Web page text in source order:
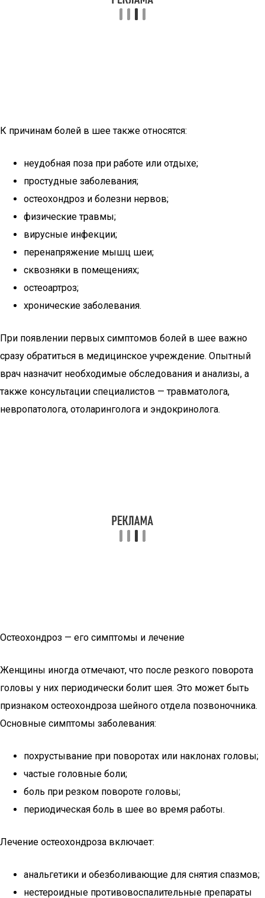
К причинам болей в шее также относятся:
неудобная поза при работе или отдыхе;
простудные заболевания;
остеохондроз и болезни нервов;
физические травмы;
вирусные инфекции;
перенапряжение мышц шеи;
сквозняки в помещениях;
остеоартроз;
хронические заболевания.
При появлении первых симптомов болей в шее важно
сразу обратиться в медицинское учреждение. Опытный
врач назначит необходимые обследования и анализы, а
также консультации специалистов — травматолога,
невропатолога, отоларинголога и эндокринолога.
Остеохондроз — его симптомы и лечение
Женщины иногда отмечают, что после резкого поворота
головы у них периодически болит шея. Это может быть
признаком остеохондроза шейного отдела позвоночника.
Основные симптомы заболевания:
похрустывание при поворотах или наклонах головы;
частые головные боли;
боль при резком повороте головы;
периодическая боль в шее во время работы.
Лечение остеохондроза включает:
анальгетики и обезболивающие для снятия спазмов;
нестероидные противовоспалительные препараты